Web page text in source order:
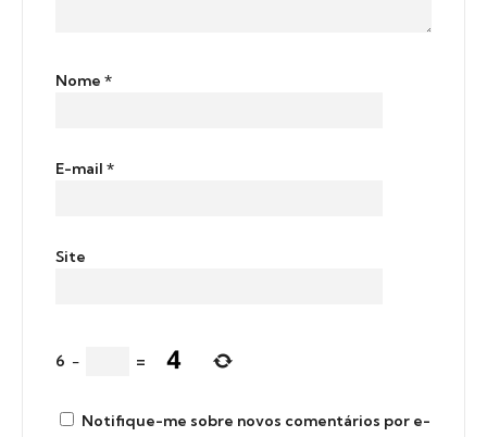
Nome *
E-mail *
Site
6 − =
Notifique-me sobre novos comentários por e-